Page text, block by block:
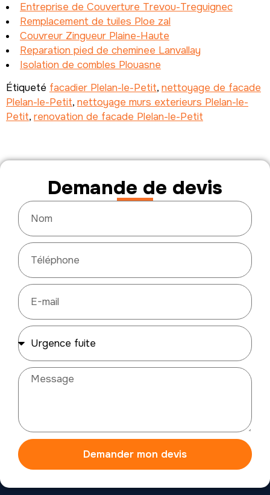
Entreprise de Couverture Trevou-Treguignec
Remplacement de tuiles Ploe zal
Couvreur Zingueur Plaine-Haute
Reparation pied de cheminee Lanvallay
Isolation de combles Plouasne
Étiqueté facadier Plelan-le-Petit, nettoyage de facade
Plelan-le-Petit, nettoyage murs exterieurs Plelan-le-
Petit, renovation de facade Plelan-le-Petit
Demande de devis
Demander mon devis